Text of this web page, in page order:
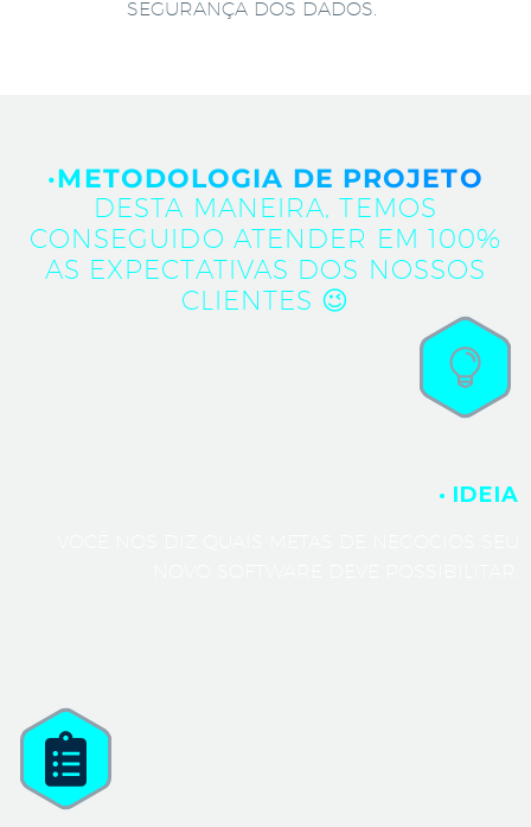
SEGURANÇA DOS DADOS.
·METODOLOGIA DE PROJETO
DESTA MANEIRA, TEMOS
CONSEGUIDO ATENDER EM 100%
AS EXPECTATIVAS DOS NOSSOS
CLIENTES 😉
· IDEIA